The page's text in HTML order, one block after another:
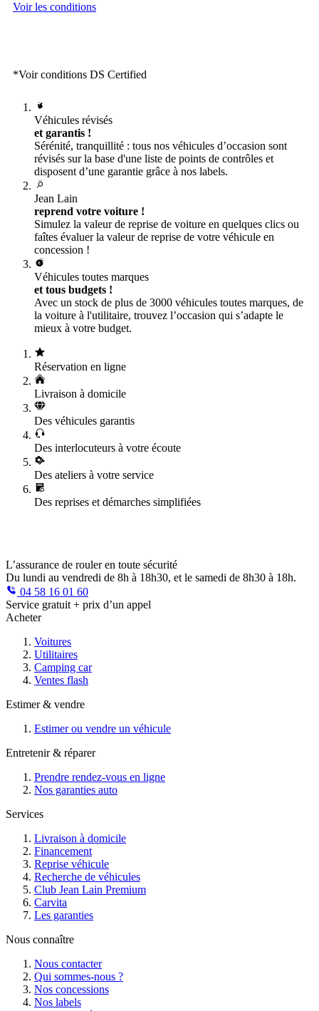
Voir les conditions
*Voir conditions DS Certified
Véhicules révisés
et garantis !
Sérénité, tranquillité : tous nos véhicules d’occasion sont
révisés sur la base d'une liste de points de contrôles et
disposent d’une garantie grâce à nos labels.
Jean Lain
reprend votre voiture !
Simulez la valeur de reprise de voiture en quelques clics ou
faîtes évaluer la valeur de reprise de votre véhicule en
concession !
Véhicules toutes marques
et tous budgets !
Avec un stock de plus de 3000 véhicules toutes marques, de
la voiture à l'utilitaire, trouvez l’occasion qui s’adapte le
mieux à votre budget.
Réservation en ligne
Livraison à domicile
Des véhicules garantis
Des interlocuteurs à votre écoute
Des ateliers à votre service
Des reprises et démarches simplifiées
L’assurance de rouler en toute sécurité
Du lundi au vendredi de 8h à 18h30, et le samedi de 8h30 à 18h.
04 58 16 01 60
Service gratuit + prix d’un appel
Acheter
Voitures
Utilitaires
Camping car
Ventes flash
Estimer & vendre
Estimer ou vendre un véhicule
Entretenir & réparer
Prendre rendez-vous en ligne
Nos garanties auto
Services
Livraison à domicile
Financement
Reprise véhicule
Recherche de véhicules
Club Jean Lain Premium
Carvita
Les garanties
Nous connaître
Nous contacter
Qui sommes-nous ?
Nos concessions
Nos labels